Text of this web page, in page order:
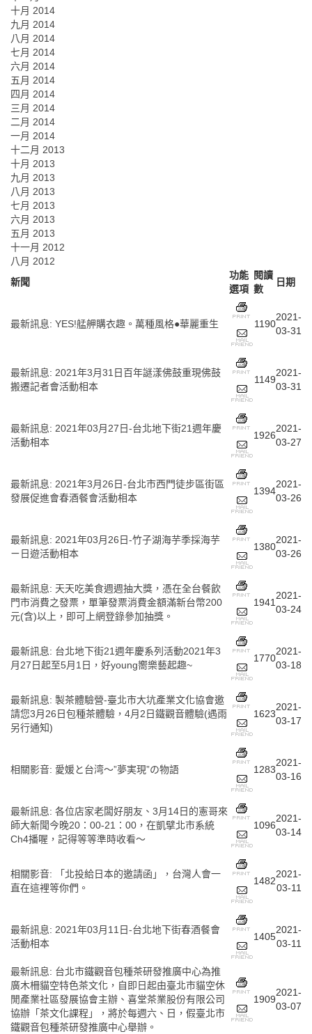
十月 2014
九月 2014
八月 2014
七月 2014
六月 2014
五月 2014
四月 2014
三月 2014
二月 2014
一月 2014
十二月 2013
十月 2013
九月 2013
八月 2013
七月 2013
六月 2013
五月 2013
十一月 2012
八月 2012
新聞
功能
選項
閱讀
數
日期
最新訊息: YES!艋舺購衣趣。萬種風格●華麗重生 1190
2021-
03-31
最新訊息: 2021年3月31日百年謎漾佛鼓重現佛鼓
搬遷記者會活動相本
1149
2021-
03-31
最新訊息: 2021年03月27日-台北地下街21週年慶
活動相本
1926
2021-
03-27
最新訊息: 2021年3月26日-台北市西門徒步區街區
發展促進會春酒餐會活動相本
1394
2021-
03-26
最新訊息: 2021年03月26日-竹子湖海芋季採海芋
ㄧ日遊活動相本
1380
2021-
03-26
最新訊息: 天天吃美食週週抽大獎，憑在全台餐飲
門市消費之發票，單筆發票消費金額滿新台幣200
元(含)以上，即可上網登錄參加抽獎。
1941
2021-
03-24
最新訊息: 台北地下街21週年慶系列活動2021年3
月27日起至5月1日，好young嚮樂藝起趣~
1770
2021-
03-18
最新訊息: 製茶體驗營-臺北市大坑產業文化協會邀
請您3月26日包種茶體驗，4月2日鐵觀音體驗(遇雨
另行通知)
1623
2021-
03-17
相關影音: 愛媛と台湾～”夢実現”の物語 1283
2021-
03-16
最新訊息: 各位店家老闆好朋友、3月14日的憲哥來
師大新聞今晚20：00-21：00，在凱擘北市系統
Ch4播喔，記得等等準時收看～
1096
2021-
03-14
相關影音:
「北投給日本的邀請函」，台灣人會一
直在這裡等你們。
1482
2021-
03-11
最新訊息: 2021年03月11日-台北地下街春酒餐會
活動相本
1405
2021-
03-11
最新訊息: 台北市鐵觀音包種茶研發推廣中心為推
廣木柵貓空特色茶文化，自即日起由臺北市貓空休
閒產業社區發展協會主辦、喜堂茶業股份有限公司
協辦「茶文化課程」，將於每週六、日，假臺北市
鐵觀音包種茶研發推廣中心舉辦。
1909
2021-
03-07